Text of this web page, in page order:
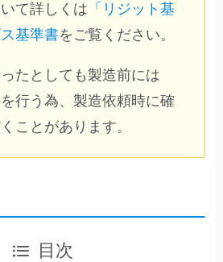
て詳しくは 「リジット基
基準書をご覧ください。
たとしても製造前には
行う為、製造依頼時に確
ことがあります。
目次